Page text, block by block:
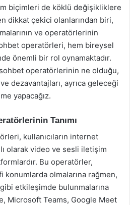
biçimleri de köklü değişikliklere
dikkat çekici olanlarından biri,
ve operatörlerinin
operatörleri, hem bireysel
önemli bir rol oynamaktadır.
operatörlerinin ne olduğu,
ve dezavantajları, ayrıca geleceği
yapacağız.
Tanımı
kullanıcıların internet
olarak video ve sesli iletişim
Bu operatörler,
konumlarda olmalarına rağmen,
etkileşimde bulunmalarına
Microsoft Teams, Google Meet